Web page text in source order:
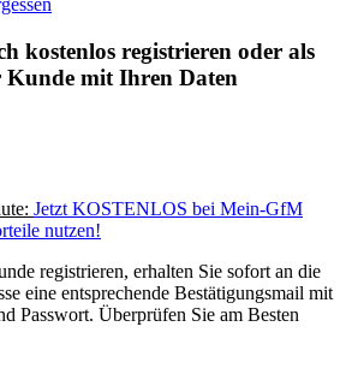
kostenlos registrieren oder als
Kunde mit Ihren Daten
Jetzt KOSTENLOS bei Mein-GfM
nutzen!
registrieren, erhalten Sie sofort an die
eine entsprechende Bestätigungsmail mit
Passwort. Überprüfen Sie am Besten